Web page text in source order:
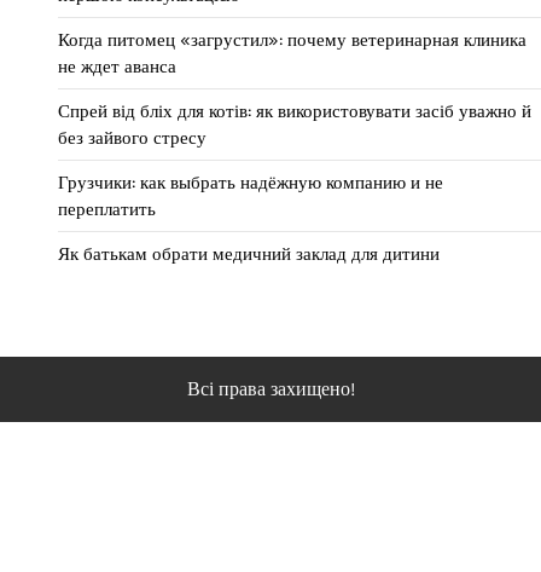
Когда питомец «загрустил»: почему ветеринарная клиника
не ждет аванса
Спрей від бліх для котів: як використовувати засіб уважно й
без зайвого стресу
Грузчики: как выбрать надёжную компанию и не
переплатить
Як батькам обрати медичний заклад для дитини
Всі права захищено!